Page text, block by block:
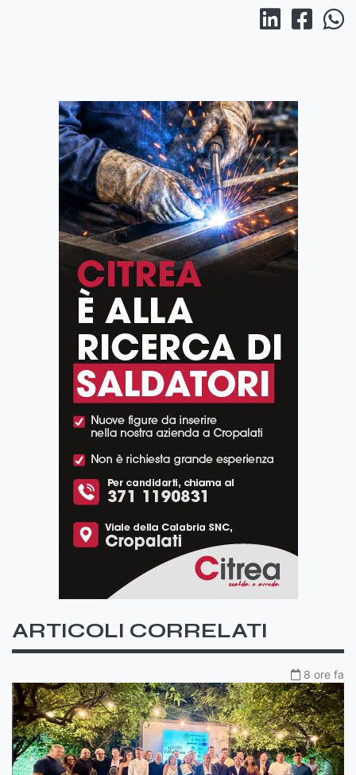
ARTICOLI CORRELATI
8 ore fa